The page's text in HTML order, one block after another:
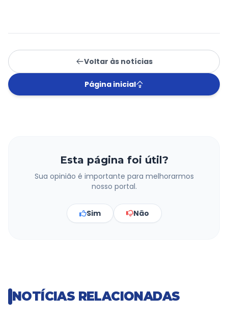
Voltar às notícias
Página inicial
Esta página foi útil?
Sua opinião é importante para melhorarmos
nosso portal.
Sim Não
NOTÍCIAS RELACIONADAS